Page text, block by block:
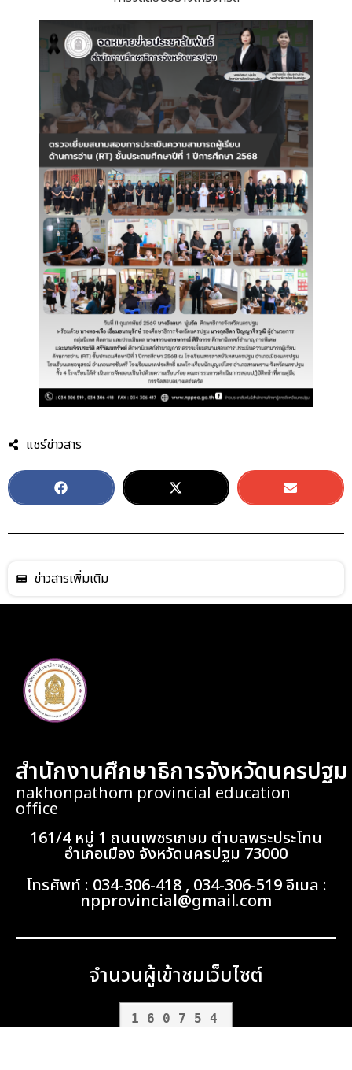
แชร์ข่าวสาร
ข่าวสารเพิ่มเติม
สำนักงานศึกษาธิการจังหวัดนครปฐม
nakhonpathom provincial education
office
161/4 หมู่ 1 ถนนเพชรเกษม ตำบลพระประโทน
อำเภอเมือง จังหวัดนครปฐม 73000
โทรศัพท์ : 034-306-418 , 034-306-519 อีเมล :
npprovincial@gmail.com
จำนวนผู้เข้าชมเว็บไซต์
160754